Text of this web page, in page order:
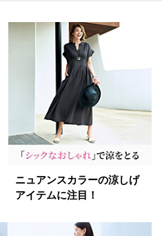
ニュアンスカラーの涼しげ
アイテムに注目！